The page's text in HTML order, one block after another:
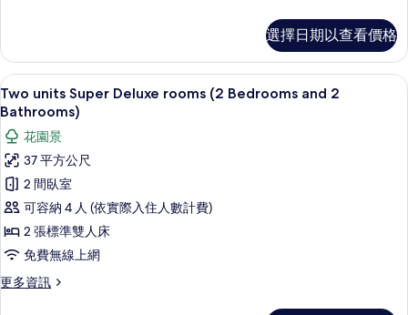
Extra
Bed
)
的
所
有
相
片
Room
with
Extra
Bed
Double
bed
+
Extra
Bed
的
詳
選擇日期以查看價格
顯
示
Two
units
Super
Deluxe
rooms
(2
Bedrooms
and
15
Two units Super Deluxe rooms (2 Bedrooms and 2
Bathrooms)
花園景
37 平方公尺
2 間臥室
可容納 4 人 (依實際入住人數計費)
2 張標準雙人床
免費無線上網
更多資訊
更